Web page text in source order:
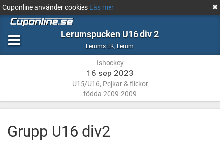
Cuponline använder cookies Läs mer
Lerumspucken U16 div 2
Lerums BK, Ishockey
Lerum
Ishockey
16 sep 2023
U15/U16, Pojkar & flickor
födda 2009-2009
Grupp U16 div2